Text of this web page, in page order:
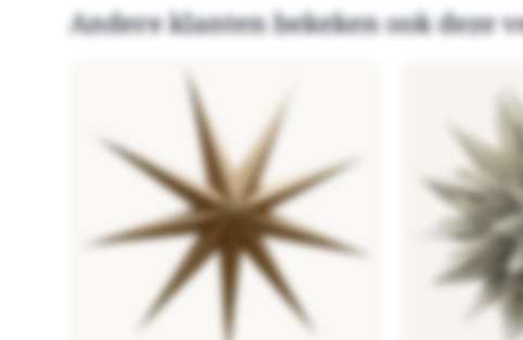
Andere klanten bekeken ook deze